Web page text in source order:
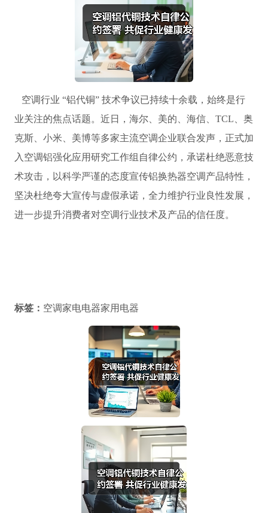
空调行业 “铝代铜” 技术争议已持续十余载，始终是行
业关注的焦点话题。近日，海尔、美的、海信、TCL、奥
克斯、小米、美博等多家主流空调企业联合发声，正式加
入空调铝强化应用研究工作组自律公约，承诺杜绝恶意技
术攻击，以科学严谨的态度宣传铝换热器空调产品特性，
坚决杜绝夸大宣传与虚假承诺，全力维护行业良性发展，
进一步提升消费者对空调行业技术及产品的信任度。
标签： 空调家电电器家用电器